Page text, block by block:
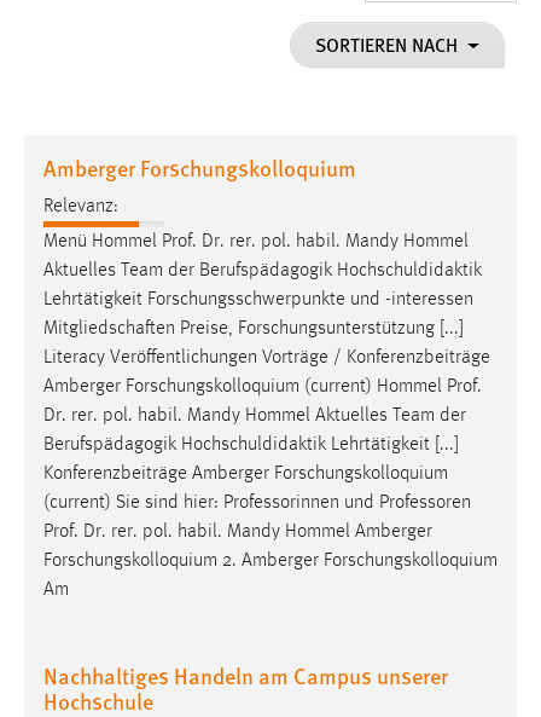
SORTIEREN NACH
Amberger Forschungskolloquium
Relevanz:
Menü Hommel Prof. Dr. rer. pol. habil. Mandy Hommel
Aktuelles Team der Berufspädagogik Hochschuldidaktik
Lehrtätigkeit Forschungsschwerpunkte und -interessen
Mitgliedschaften Preise, Forschungsunterstützung [...]
Literacy Veröffentlichungen Vorträge / Konferenzbeiträge
Amberger Forschungskolloquium (current) Hommel Prof.
Dr. rer. pol. habil. Mandy Hommel Aktuelles Team der
Berufspädagogik Hochschuldidaktik Lehrtätigkeit [...]
Konferenzbeiträge Amberger Forschungskolloquium
(current) Sie sind hier: Professorinnen und Professoren
Prof. Dr. rer. pol. habil. Mandy Hommel Amberger
Forschungskolloquium 2. Amberger Forschungskolloquium
Am
Nachhaltiges Handeln am Campus unserer
Hochschule
Performance
Name:
staticfilecache
Zweck:
Für performante Seitenauslieferung wird in diesem Cookie
gespeichert, ob man eingeloggt ist.
Sprachpräferenz
Name:
site-language-preference
Zweck:
Das Cookie speichert die gewählte Sprache der Website.
Chat